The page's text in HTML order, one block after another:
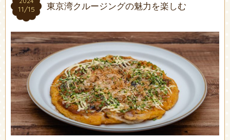
11/15
11/15 東京湾クルージングの魅力を楽しむ